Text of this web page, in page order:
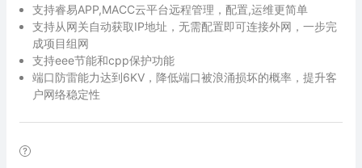
支持睿易APP,MACC云平台远程管理，配置,运维更简单
支持从网关自动获取IP地址，无需配置即可连接外网，一步完
成项目组网
支持eee节能和cpp保护功能
端口防雷能力达到6KV，降低端口被浪涌损坏的概率，提升客
户网络稳定性